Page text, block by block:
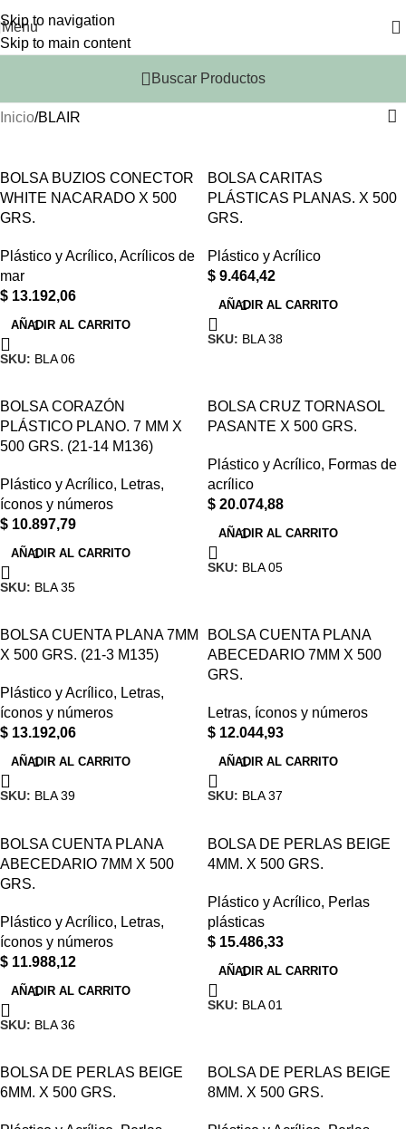
Skip to navigation
Skip to main content
Menu
Buscar Productos
Inicio BLAIR
BOLSA BUZIOS CONECTOR
WHITE NACARADO X 500
GRS.
Plástico y Acrílico, Acrílicos de
mar
$ 13.192,06
AÑADIR AL CARRITO
SKU: BLA 06
BOLSA CARITAS
PLÁSTICAS PLANAS. X 500
GRS.
Plástico y Acrílico
$ 9.464,42
AÑADIR AL CARRITO
SKU: BLA 38
BOLSA CORAZÓN
PLÁSTICO PLANO. 7 MM X
500 GRS. (21-14 M136)
Plástico y Acrílico, Letras,
íconos y números
$ 10.897,79
AÑADIR AL CARRITO
SKU: BLA 35
BOLSA CRUZ TORNASOL
PASANTE X 500 GRS.
Plástico y Acrílico, Formas de
acrílico
$ 20.074,88
AÑADIR AL CARRITO
SKU: BLA 05
BOLSA CUENTA PLANA 7MM
X 500 GRS. (21-3 M135)
Plástico y Acrílico, Letras,
íconos y números
$ 13.192,06
AÑADIR AL CARRITO
SKU: BLA 39
BOLSA CUENTA PLANA
ABECEDARIO 7MM X 500
GRS.
Letras, íconos y números
$ 12.044,93
AÑADIR AL CARRITO
SKU: BLA 37
BOLSA CUENTA PLANA
ABECEDARIO 7MM X 500
GRS.
Plástico y Acrílico, Letras,
íconos y números
$ 11.988,12
AÑADIR AL CARRITO
SKU: BLA 36
BOLSA DE PERLAS BEIGE
4MM. X 500 GRS.
Plástico y Acrílico, Perlas
plásticas
$ 15.486,33
AÑADIR AL CARRITO
SKU: BLA 01
BOLSA DE PERLAS BEIGE
6MM. X 500 GRS.
BOLSA DE PERLAS BEIGE
8MM. X 500 GRS.